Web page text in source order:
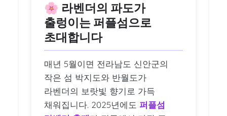
🌸 라벤더의 파도가
출렁이는 퍼플섬으로
초대합니다
매년 5월이면 전라남도 신안군의
작은 섬 박지도와 반월도가
라벤더의 보랏빛 향기로 가득
채워집니다. 2025년에도 퍼플섬